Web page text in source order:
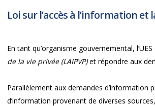
Loi sur l’accès à l’information et
En tant qu’organisme gouvernemental,
de la vie privée (LAIPVP)et répondre aux
Parallèlement aux demandes d’information
d’information provenant de diverses